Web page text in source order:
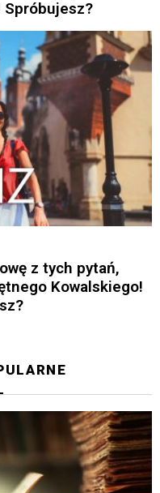
Spróbujesz?
z tych pytań,
Kowalskiego!